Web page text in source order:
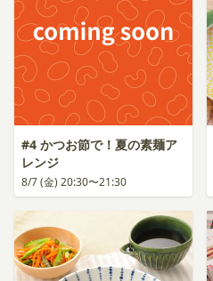
#4 かつお節で！夏の素麺ア
レンジ
8/7 (金) 20:30〜21:30